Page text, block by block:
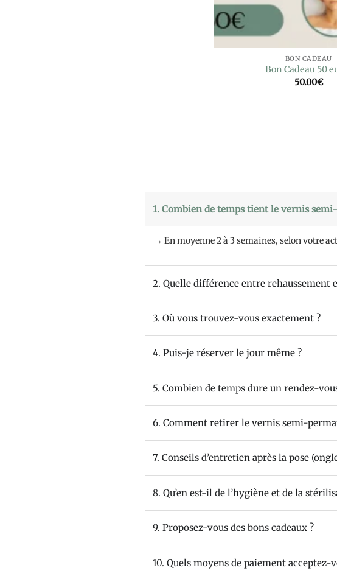
BON CADEAU
Bon Cadeau 50
50.00€
1. Combien de temps tient le vernis
→ En moyenne 2 à 3 semaines, selon votre
2. Quelle différence entre rehaussement
3. Où vous trouvez-vous exactement ?
4. Puis-je réserver le jour même ?
5. Combien de temps dure un rendez-
6. Comment retirer le vernis semi-
7. Conseils d’entretien après la pose
8. Qu’en est-il de l’hygiène et de la
9. Proposez-vous des bons cadeaux ?
10. Quels moyens de paiement